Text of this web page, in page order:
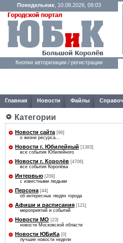
Понедельник , 10.08.2026, 09:03
Кнопки авторизации / регистрации
Главная Новости Файлы
Категории
Новости сайта [96]
о жизни ресурса...
Новости г. Юбилейный [1383]
все события Юбилейного
Новости г. Королёв [4706]
все события Королёва
Интервью [209]
с известными людьми
Персона [44]
об интересных людях города
Афиши и расписания [121]
мероприятий и событий
Новости МО [23]
новости Московской области
Новости ЮБиКа [0]
лучшие новости недели